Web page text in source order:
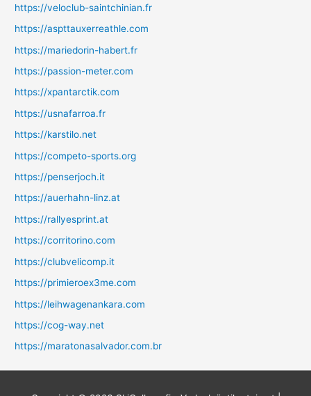
https://veloclub-saintchinian.fr
https://aspttauxerreathle.com
https://mariedorin-habert.fr
https://passion-meter.com
https://xpantarctik.com
https://usnafarroa.fr
https://karstilo.net
https://competo-sports.org
https://penserjoch.it
https://auerhahn-linz.at
https://rallyesprint.at
https://corritorino.com
https://clubvelicomp.it
https://primieroex3me.com
https://leihwagenankara.com
https://cog-way.net
https://maratonasalvador.com.br